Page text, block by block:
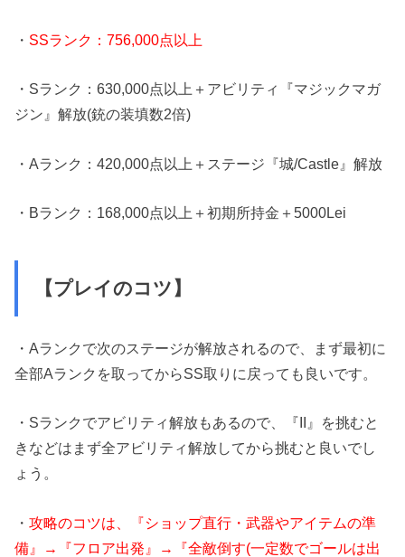
・ SSランク：756,000点以上
・Sランク：630,000点以上＋アビリティ『マジックマガ
ジン』解放(銃の装填数2倍)
・Aランク：420,000点以上＋ステージ『城/Castle』解放
・Bランク：168,000点以上＋初期所持金＋5000Lei
【プレイのコツ】
・Aランクで次のステージが解放されるので、まず最初に
全部Aランクを取ってからSS取りに戻っても良いです。
・Sランクでアビリティ解放もあるので、『II』を挑むと
きなどはまず全アビリティ解放してから挑むと良いでし
ょう。
・攻略のコツは、『ショップ直行・武器やアイテムの準
備』→『フロア出発』→『全敵倒す(一定数でゴールは出